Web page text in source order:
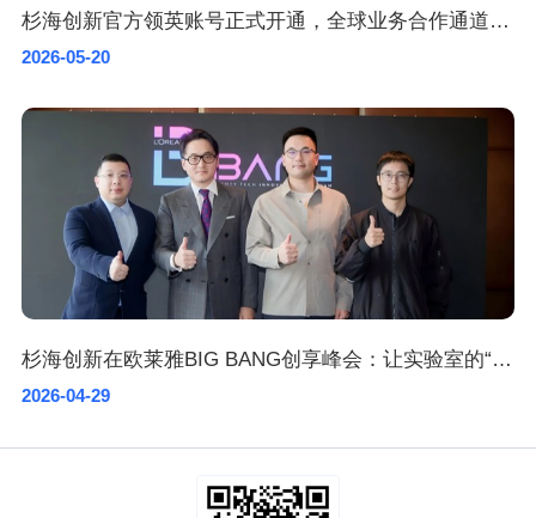
杉海创新官方领英账号正式开通，全球业务合作通道加速开启
2026-05-20
杉海创新在欧莱雅BIG BANG创享峰会：让实验室的“不可能”成为全球消费者的卓越产品
2026-04-29